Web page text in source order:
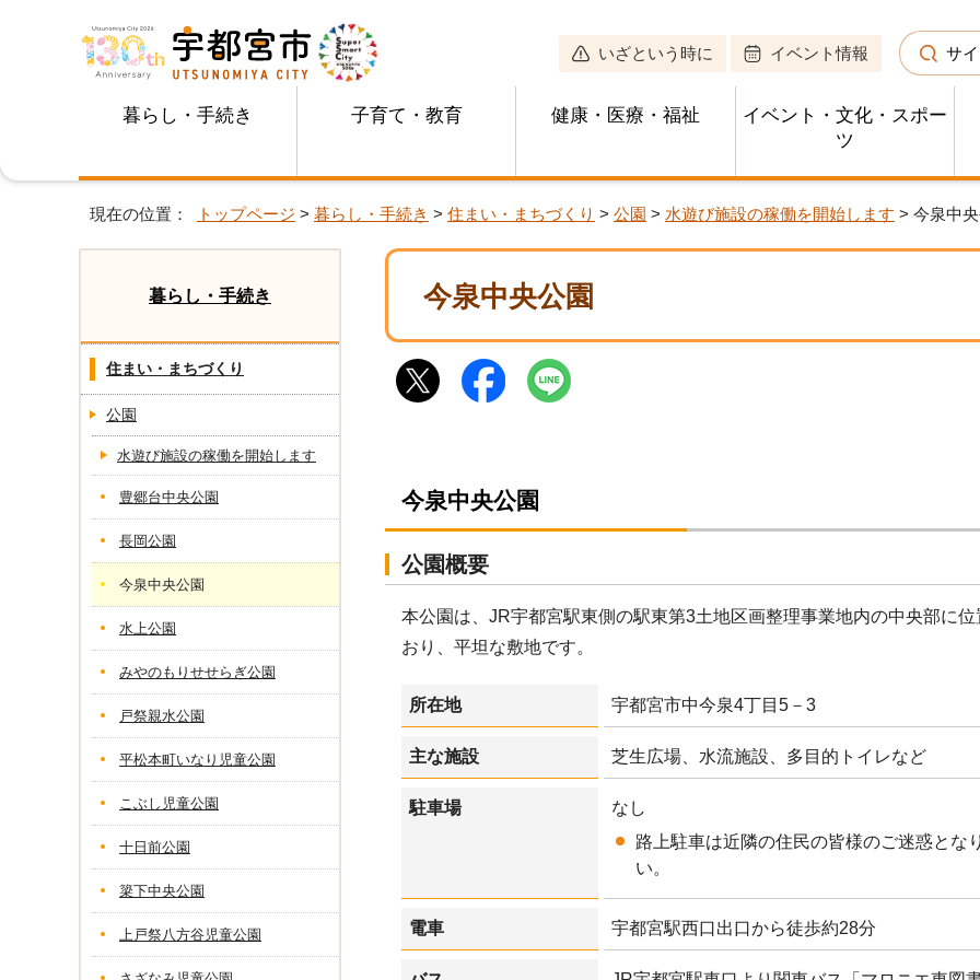
いざという時に イベント情報 サ
暮らし・手続き 子育て・教育 健康・医療・福祉
イベント・文化・スポー
ツ
現在の位置： トップページ > 暮らし・手続き > 住まい・まちづくり > 公園 > 水遊び施設の稼働を開始します > 今泉中
今泉中央公園
今泉中央公園
公園概要
本公園は、JR宇都宮駅東側の駅東第3土地区画整理事業地内の中央部に
おり、平坦な敷地です。
所在地 宇都宮市中今泉4丁目5－3
主な施設 芝生広場、水流施設、多目的トイレなど
駐車場
なし
路上駐車は近隣の住民の皆様のご迷惑とな
い。
電車 宇都宮駅西口出口から徒歩約28分
暮らし・手続き
住まい・まちづくり
公園
水遊び施設の稼働を開始します
豊郷台中央公園
長岡公園
今泉中央公園
水上公園
みやのもりせせらぎ公園
戸祭親水公園
平松本町いなり児童公園
こぶし児童公園
十日前公園
簗下中央公園
上戸祭八方谷児童公園